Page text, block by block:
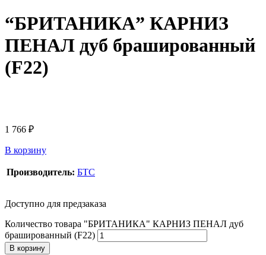
“БРИТАНИКА” КАРНИЗ
ПЕНАЛ дуб брашированный
(F22)
1 766 ₽
В корзину
Производитель: БТС
Доступно для предзаказа
Количество товара "БРИТАНИКА" КАРНИЗ ПЕНАЛ дуб
брашированный (F22)
В корзину